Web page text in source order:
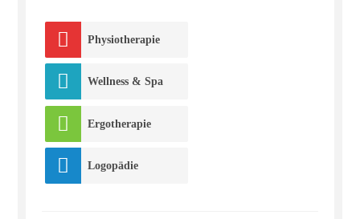
Physiotherapie
Wellness & Spa
Ergotherapie
Logopädie